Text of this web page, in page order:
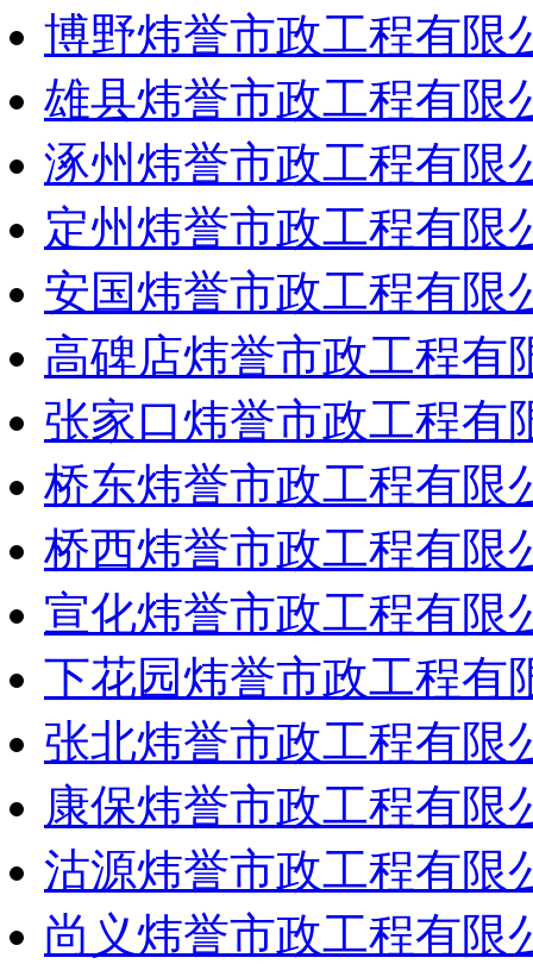
博野炜誉市政工程有限
雄县炜誉市政工程有限
涿州炜誉市政工程有限
定州炜誉市政工程有限
安国炜誉市政工程有限
高碑店炜誉市政工程有
张家口炜誉市政工程有
桥东炜誉市政工程有限
桥西炜誉市政工程有限
宣化炜誉市政工程有限
下花园炜誉市政工程有
张北炜誉市政工程有限
康保炜誉市政工程有限
沽源炜誉市政工程有限
尚义炜誉市政工程有限